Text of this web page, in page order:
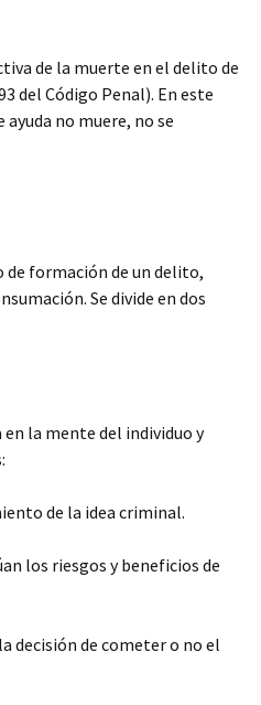
de la muerte en el delito de
del Código Penal). En este
ayuda no muere, no se
de formación de un delito,
Se divide en dos
la mente del individuo y
de la idea criminal.
los riesgos y beneficios de
decisión de cometer o no el